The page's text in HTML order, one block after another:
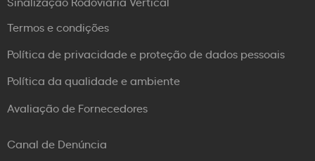
Termos e condições
Política de privacidade e proteção de dados pessoais
Política da qualidade e ambiente
Avaliação de Fornecedores
Canal de Denúncia